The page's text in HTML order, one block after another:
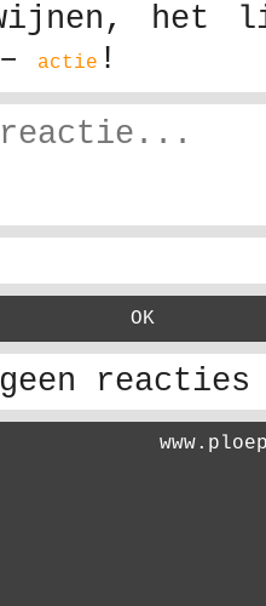
het
actie !
reacties